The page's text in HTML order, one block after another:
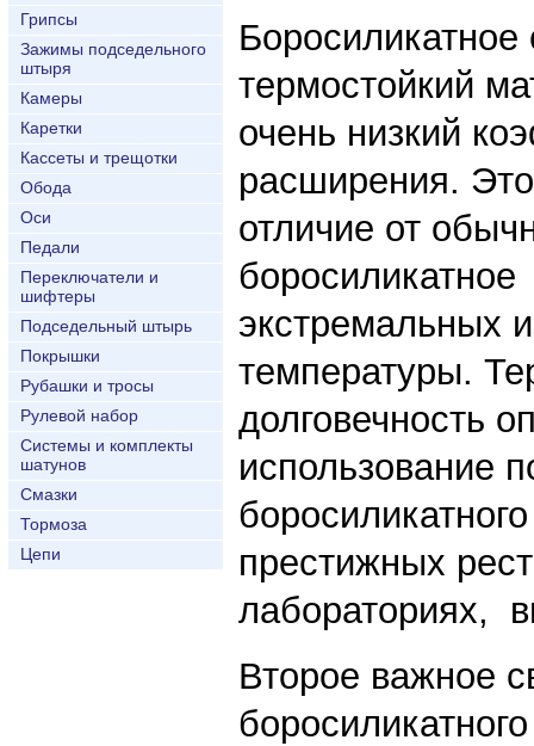
Грипсы
Зажимы подседельного
штыря
Камеры
Каретки
Кассеты и трещотки
Обода
Оси
Педали
Переключатели и
шифтеры
Подседельный штырь
Покрышки
Рубашки и тросы
Рулевой набор
Системы и комплекты
шатунов
Смазки
Тормоза
Цепи
Боросиликатное
термостойкий
очень низкий
расширения.
отличие от
экстремальных
температуры.
долговечность
использование
престижных
лабораториях,
Второе важное